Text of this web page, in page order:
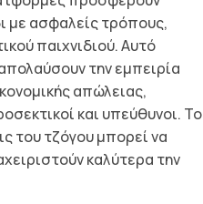
με ασφαλείς τρόπους,
παιχνιδιού. Αυτό
την εμπειρία
απώλειας,
και υπεύθυνοι. Το
του τζόγου μπορεί να
καλύτερα την